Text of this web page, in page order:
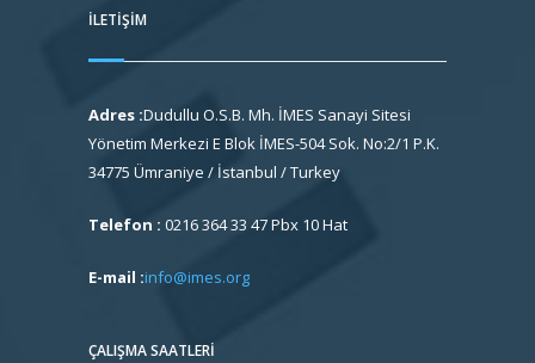
İLETIŞIM
Adres :Dudullu O.S.B. Mh. İMES Sanayi Sitesi
Yönetim Merkezi E Blok İMES-504 Sok. No:2/1 P.K.
34775 Ümraniye / İstanbul / Turkey
Telefon : 0216 364 33 47 Pbx 10 Hat
E-mail :info@imes.org
ÇALIŞMA SAATLERI